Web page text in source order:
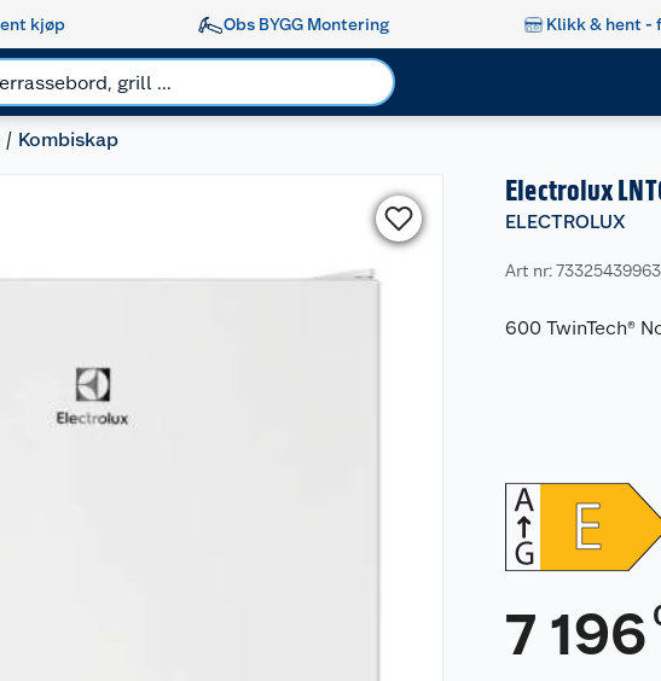
kjøp Obs BYGG Montering Klikk & hent -
Kombiskap
Electrolux
ELECTROLUX
Art nr:
600 TwinTech®
7 196